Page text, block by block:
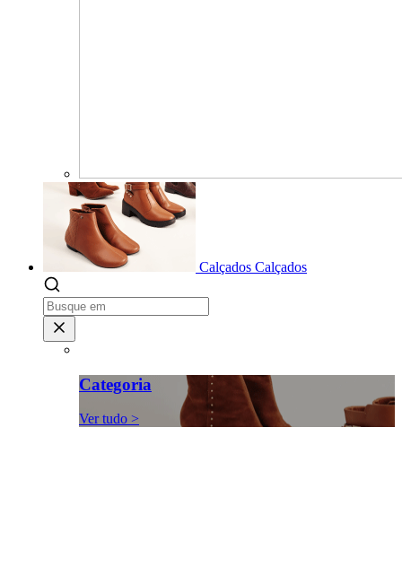
Calçados Calçados
Categoria
Ver tudo >